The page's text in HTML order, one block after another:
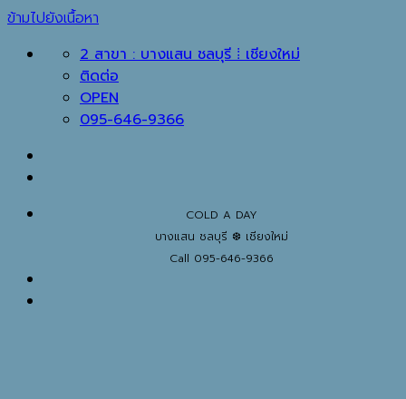
ข้ามไปยังเนื้อหา
2 สาขา : บางแสน ชลบุรี ⁞ เชียงใหม่
ติดต่อ
OPEN
095-646-9366
COLD A DAY
บางแสน ชลบุรี ❆ เชียงใหม่
Call 095-646-9366